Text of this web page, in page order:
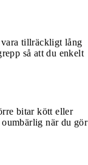
vara tillräckligt lång
så att du enkelt
bitar kött eller
när du gör